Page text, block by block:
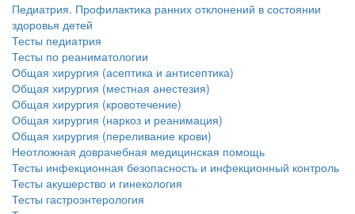
Педиатрия. Профилактика ранних отклонений в состоянии
здоровья детей
Тесты педиатрия
Тесты по реаниматологии
Общая хирургия (асептика и антисептика)
Общая хирургия (местная анестезия)
Общая хирургия (кровотечение)
Общая хирургия (наркоз и реанимация)
Общая хирургия (переливание крови)
Неотложная доврачебная медицинская помощь
Тесты инфекционная безопасность и инфекционный контроль
Тесты акушерство и гинекология
Тесты гастроэнтерология